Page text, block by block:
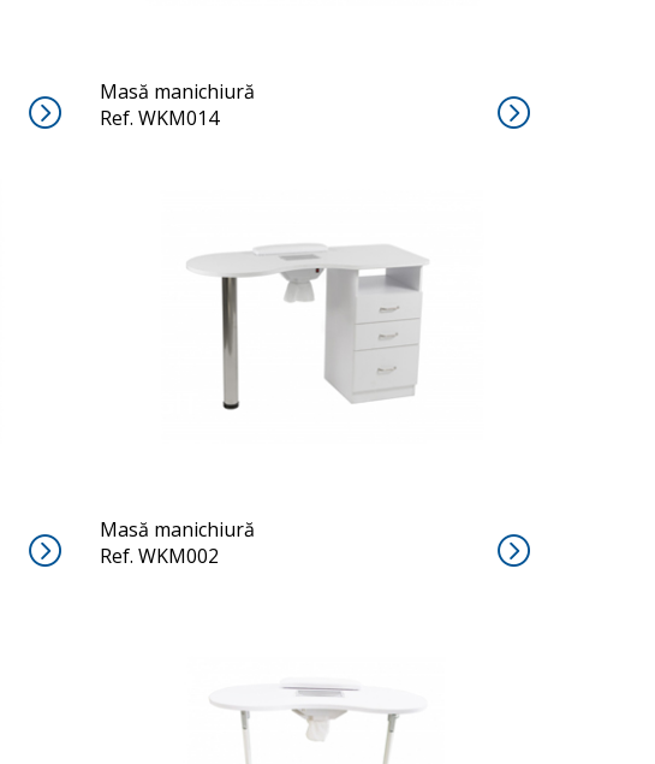
Masă manichiură
Ref. WKM014
Masă manichiură
Ref. WKM002